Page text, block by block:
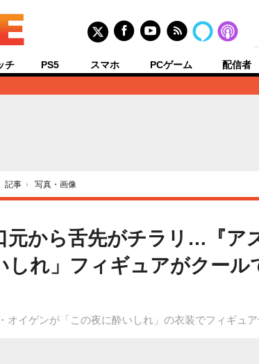
チ PS5 スマホ PCゲーム 配信者
記事 › 写真・画像
元から舌先がチラリ…『ア
しれ」フィギュアがクール
オイゲンが「この夜に酔いしれ」の衣装でフィギュア